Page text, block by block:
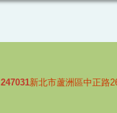
247031新北市蘆洲區中正路